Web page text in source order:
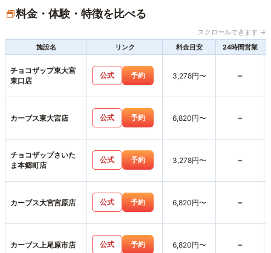
料金・体験・特徴を比べる
スクロールできます →
施設名
リンク 料金目安 24時間営業
チョコザップ東大宮
東口店
公式 予約 3,278円〜 -
カーブス東大宮店 公式 予約 6,820円〜 -
チョコザップさいた
ま本郷町店
公式 予約 3,278円〜 -
カーブス大宮宮原店 公式 予約 6,820円〜 -
カーブス上尾原市店 公式 予約 6,820円〜 -